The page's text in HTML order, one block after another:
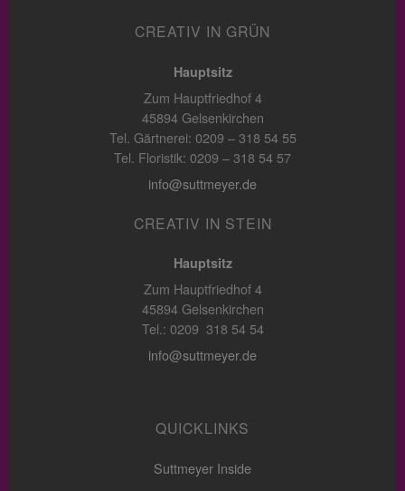
CREATIV IN GRÜN
Hauptsitz
Zum Hauptfriedhof 4
45894 Gelsenkirchen
Tel. Gärtnerei: 0209 – 318 54 55
Tel. Floristik: 0209 – 318 54 57
info@suttmeyer.de
CREATIV IN STEIN
Hauptsitz
Zum Hauptfriedhof 4
45894 Gelsenkirchen
Tel.: 0209 318 54 54
info@suttmeyer.de
QUICKLINKS
Suttmeyer Inside